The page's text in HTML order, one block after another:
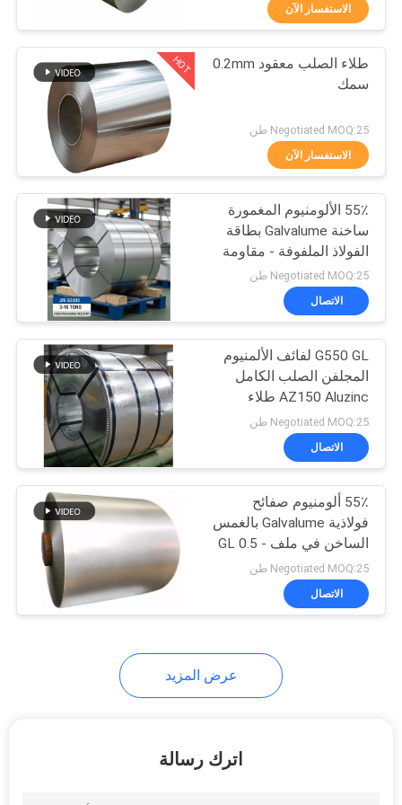
في
المعمل
جودة
اتصل
أخبار
حالات
اطلب
اقتباس
خريطة
الموقع
سياسة
الخصوصية
غطاء صفيح
117
لفائف صفيح
110
صفيح SPTE
24
خالى من القصدير
الاستفسار الآن
HOT
طلاء الصلب معقود 0.2mm
سمك
Negotiated MOQ:25 طن
الاستفسار الآن
55٪ الألومنيوم المغمورة
ساخنة Galvalume بطاقة
الفولاذ الملفوفة - مقاومة
للتآكل 0.5-1.0mm سمك
Negotiated MOQ:25 طن
الاتصال
G550 GL لفائف الألمنيوم
المجلفن الصلب الكامل
AZ150 Aluzinc طلاء
الصلب
Negotiated MOQ:25 طن
الاتصال
55٪ ألومنيوم صفائح
فولاذية Galvalume بالغمس
الساخن في ملف GL 0.5 -
1.0mm
Negotiated MOQ:25 طن
الاتصال
عرض المزيد
اترك رسالة